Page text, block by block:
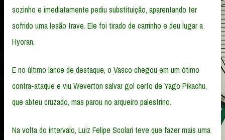
sozinho e imediatamente pediu substituição, aparentando ter
sofrido uma lesão trave. Ele foi tirado de carrinho e deu lugar a
Hyoran.
E no último lance de destaque, o Vasco chegou em um ótimo
contra-ataque e viu Weverton salvar gol certo de Yago Pikachu,
que abteu cruzado, mas parou no arqueiro palestrino.
Na volta do intervalo, Luiz Felipe Scolari teve que fazer mais uma